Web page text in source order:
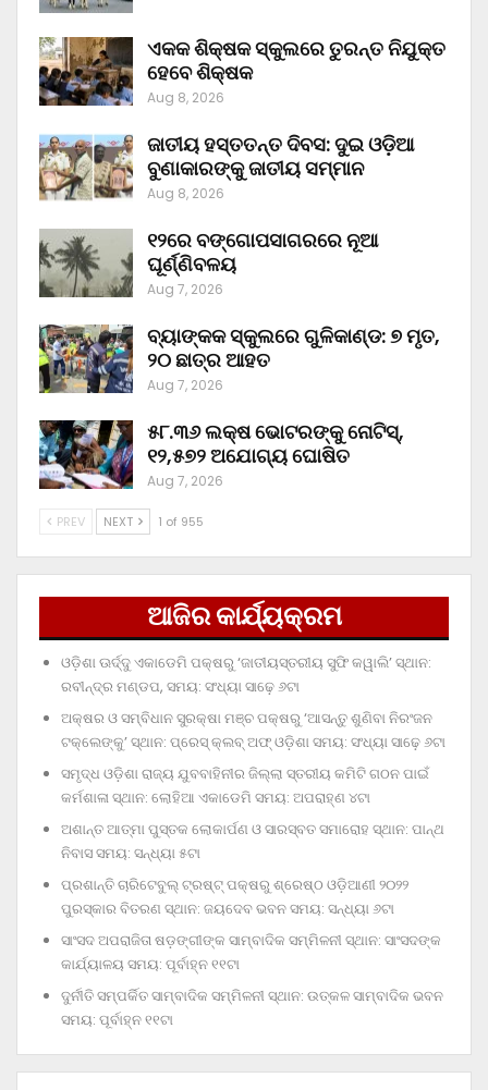
ଏକକ ଶିକ୍ଷକ ସ୍କୁଲରେ ତୁରନ୍ତ ନିଯୁକ୍ତ
ହେବେ ଶିକ୍ଷକ
Aug 8, 2026
ଜାତୀୟ ହସ୍ତତନ୍ତ ଦିବସ: ଦୁଇ ଓଡ଼ିଆ
ବୁଣାକାରଙ୍କୁ ଜାତୀୟ ସମ୍ମାନ
Aug 8, 2026
୧୨ରେ ବଙ୍ଗୋପସାଗରରେ ନୂଆ
ଘୂର୍ଣ୍ଣିବଳୟ
Aug 7, 2026
ବ୍ୟାଙ୍କକ ସ୍କୁଲରେ ଗୁଳିକାଣ୍ଡ: ୭ ମୃତ,
୨୦ ଛାତ୍ର ଆହତ
Aug 7, 2026
୫୮.୩୬ ଲକ୍ଷ ଭୋଟରଙ୍କୁ ନୋଟିସ୍‌,
୧୨,୫୭୨ ଅଯୋଗ୍ୟ ଘୋଷିତ
Aug 7, 2026
PREV NEXT 1 of 955
ଆଜିର କାର୍ଯ୍ୟକ୍ରମ
ଓଡ଼ିଶା ଊର୍ଦ୍ଦୁ ଏକାଡେମି ପକ୍ଷରୁ ‘ଜାତୀୟସ୍ତରୀୟ ସୁଫି କୱାଲି’ ସ୍ଥାନ:
ରବୀନ୍ଦ୍ର ମଣ୍ଡପ, ସମୟ: ସଂଧ୍ୟା ସାଢ଼େ ୬ଟା
ଅକ୍ଷର ଓ ସମ୍ବିଧାନ ସୁରକ୍ଷା ମଞ୍ଚ ପକ୍ଷରୁ ‘ଆସନ୍ତୁ ଶୁଣିବା ନିରଂଜନ
ଟକ୍‌ଲେଙ୍କୁ’ ସ୍ଥାନ: ପ୍ରେସ୍‌ କ୍ଲବ୍‌ ଅଫ୍‌ ଓଡ଼ିଶା ସମୟ: ସଂଧ୍ୟା ସାଢ଼େ ୬ଟା
ସମୃଦ୍ଧ ଓଡ଼ିଶା ରାଜ୍ୟ ଯୁବବାହିନୀର ଜିଲ୍ଲା ସ୍ତରୀୟ କମିଟି ଗଠନ ପାଇଁ
କର୍ମଶାଳା ସ୍ଥାନ: ଲୋହିଆ ଏକାଡେମି ସମୟ: ଅପରାହ୍‌ଣ ୪ଟା
ଅଶାନ୍ତ ଆତ୍ମା ପୁସ୍ତକ ଲୋକାର୍ପଣ ଓ ସାରସ୍ବତ ସମାରୋହ ସ୍ଥାନ: ପାନ୍ଥ
ନିବାସ ସମୟ: ସନ୍ଧ୍ୟା ୫ଟା
ପ୍ରଶାନ୍ତି ଚାରିଟେବୁଲ୍‌ ଟ୍ରଷ୍ଟ୍‌ ପକ୍ଷରୁ ଶ୍ରେଷ୍ଠ ଓଡ଼ିଆଣୀ ୨୦୨୨
ପୁରସ୍କାର ବିତରଣ ସ୍ଥାନ: ଜୟଦେବ ଭବନ ସମୟ: ସନ୍ଧ୍ୟା ୬ଟା
ସାଂସଦ ଅପରାଜିତା ଷଡ଼ଙ୍ଗୀଙ୍କ ସାମ୍ବାଦିକ ସମ୍ମିଳନୀ ସ୍ଥାନ: ସାଂସଦଙ୍କ
କାର୍ଯ୍ୟାଳୟ ସମୟ: ପୂର୍ବାହ୍ନ ୧୧ଟା
ଦୁର୍ନୀତି ସମ୍ପର୍କିତ ସାମ୍ବାଦିକ ସମ୍ମିଳନୀ ସ୍ଥାନ: ଉତ୍କଳ ସାମ୍ବାଦିକ ଭବନ
ସମୟ: ପୂର୍ବାହ୍ନ ୧୧ଟା